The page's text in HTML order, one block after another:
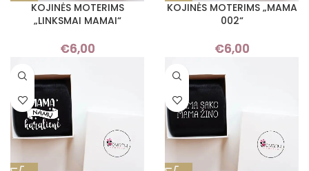
KOJINĖS MOTERIMS
„LINKSMAI MAMAI“
€6,00
KOJINĖS MOTERIMS „MAMA
002“
€6,00